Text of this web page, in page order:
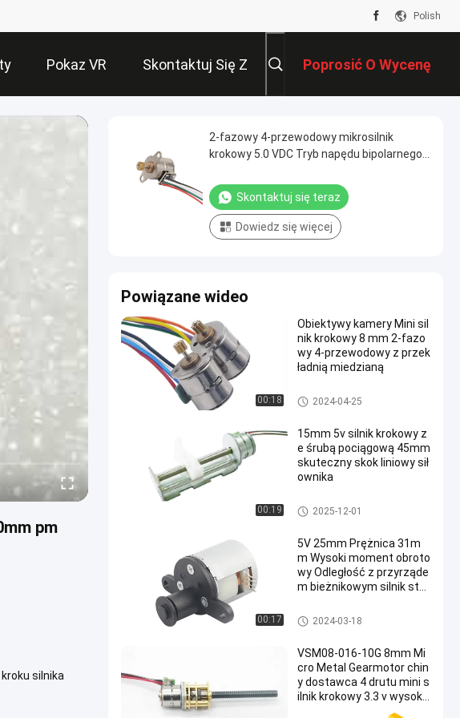
Polish
Pokaz VR Skontaktuj Się Z
Nami
Poprosić O Wycenę
pm
silnika
2-fazowy 4-przewodowy mikrosilnik
krokowy 5.0 VDC Tryb napędu bipolarnego
Skontaktuj się teraz
Dowiedz się więcej
Powiązane wideo
00:18
Obiektywy kamery Mini sil
nik krokowy 8 mm 2-fazo
wy 4-przewodowy z przek
ładnią miedzianą
Micro Stepper Motor
2024-04-25
00:19
15mm 5v silnik krokowy z
e śrubą pociągową 45mm
skuteczny skok liniowy sił
ownika
Suwak Silnik krokowy
2025-12-01
00:17
5V 25mm Prężnica 31m
m Wysoki moment obroto
wy Odległość z przyrząde
m bieżnikowym silnik sto
y、analizatora krwi、mas
zyny spawalniczej
Przekładniowy silnik krokowy
2024-03-18
VSM08-016-10G 8mm Mi
cro Metal Gearmotor chin
y dostawca 4 drutu mini s
ilnik krokowy 3.3 v wysoki
ej precyzji silnik krokowy